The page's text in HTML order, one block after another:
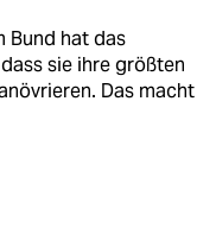
Bund hat das
sie ihre größten
Das macht